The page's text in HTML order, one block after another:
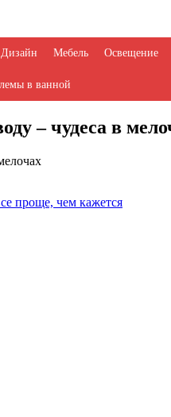
Дизайн Мебель Освещение
в ванной
– чудеса в
проще, чем кажется